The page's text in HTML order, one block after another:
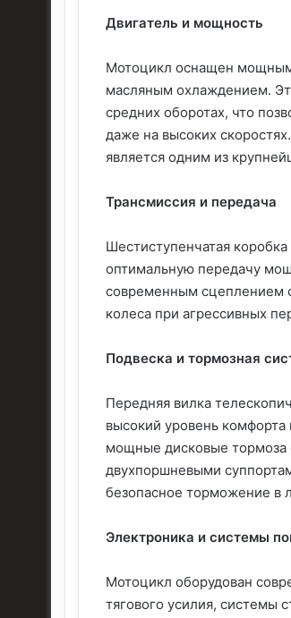
Двигатель и мощность
Мотоцикл оснащен
масляным охлаждением.
средних оборотах, что
даже на высоких
является одним из
Трансмиссия и передача
Шестиступенчатая
оптимальную передачу
современным сцеплением
колеса при агрессивных
Подвеска и тормозная
Передняя вилка
высокий уровень
мощные дисковые
двухпоршневыми
безопасное торможение в
Электроника и системы
Мотоцикл оборудован
тягового усилия, системы